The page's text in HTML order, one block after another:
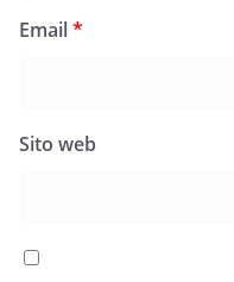
Email*
Sito web